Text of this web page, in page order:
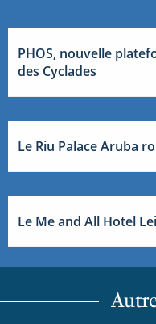
PHOS, nouvelle
des Cyclades
Le Riu Palace Aruba
Le Me and All Hotel